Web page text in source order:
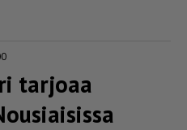
tarjoaa